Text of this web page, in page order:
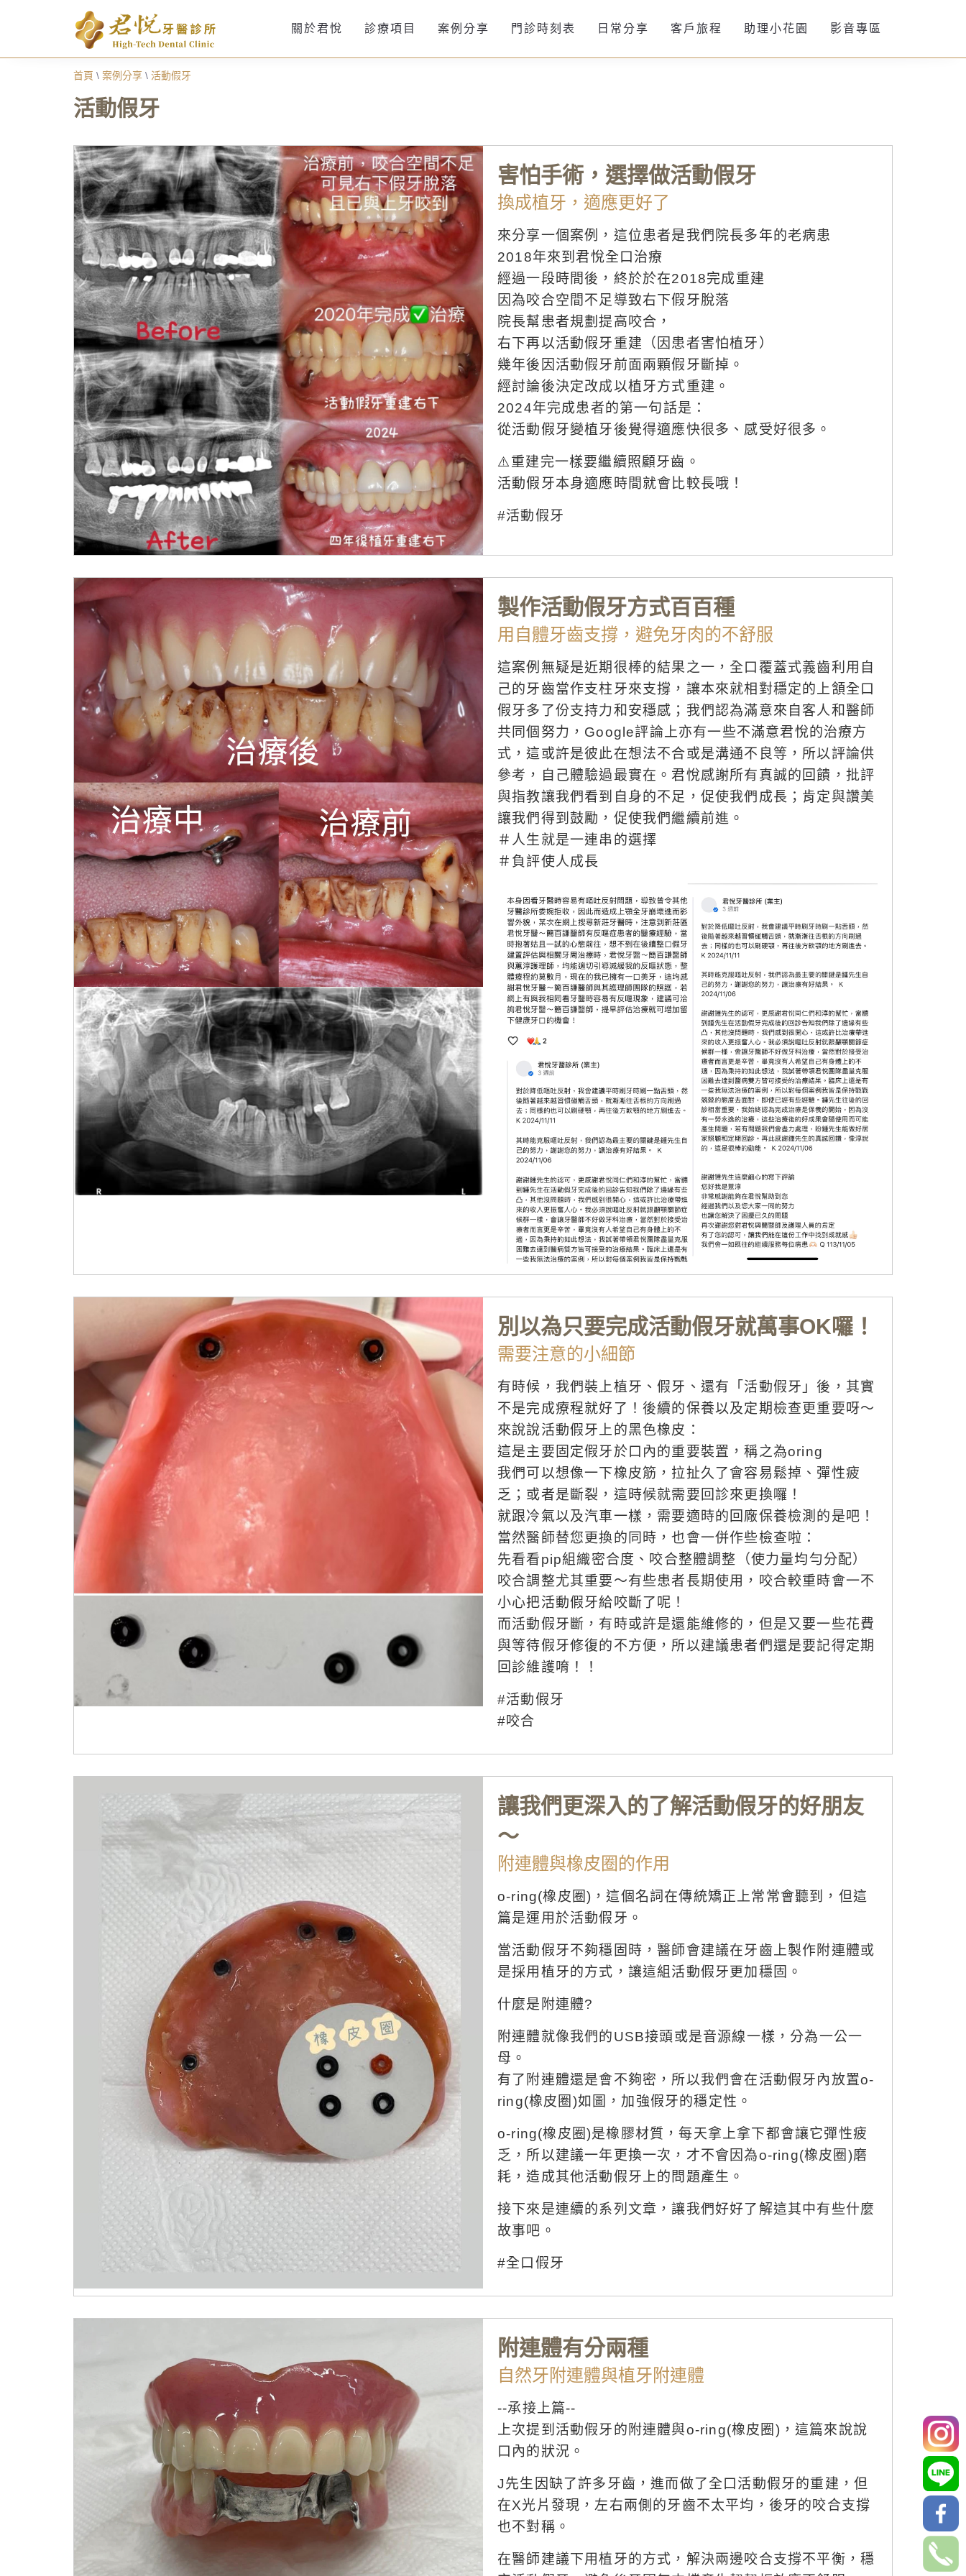
關於君悅 診療項目 案例分享 門診時刻表 日常分享 客戶旅程 助理小花園 影音專區
首頁 \ 案例分享 \ 活動假牙
活動假牙
害怕手術，選擇做活動假牙
換成植牙，適應更好了
來分享一個案例，這位患者是我們院長多年的老病患
2018年來到君悅全口治療
經過一段時間後，終於於在2018完成重建
因為咬合空間不足導致右下假牙脫落
院長幫患者規劃提高咬合，
右下再以活動假牙重建（因患者害怕植牙）
幾年後因活動假牙前面兩顆假牙斷掉。
經討論後決定改成以植牙方式重建。
2024年完成患者的第一句話是：
從活動假牙變植牙後覺得適應快很多、感受好很多。
⚠️重建完一樣要繼續照顧牙齒。
活動假牙本身適應時間就會比較長哦！
#活動假牙
製作活動假牙方式百百種
用自體牙齒支撐，避免牙肉的不舒服
這案例無疑是近期很棒的結果之一，全口覆蓋式義齒利用自
己的牙齒當作支柱牙來支撐，讓本來就相對穩定的上頷全口
假牙多了份支持力和安穩感；我們認為滿意來自客人和醫師
共同個努力，Google評論上亦有一些不滿意君悅的治療方
式，這或許是彼此在想法不合或是溝通不良等，所以評論供
參考，自己體驗過最實在。君悅感謝所有真誠的回饋，批評
與指教讓我們看到自身的不足，促使我們成長；肯定與讚美
讓我們得到鼓勵，促使我們繼續前進。
＃人生就是一連串的選擇
＃負評使人成長
別以為只要完成活動假牙就萬事OK囉！
需要注意的小細節
有時候，我們裝上植牙、假牙、還有「活動假牙」後，其實
不是完成療程就好了！後續的保養以及定期檢查更重要呀～
來說說活動假牙上的黑色橡皮：
這是主要固定假牙於口內的重要裝置，稱之為oring
我們可以想像一下橡皮筋，拉扯久了會容易鬆掉、彈性疲
乏；或者是斷裂，這時候就需要回診來更換囉！
就跟冷氣以及汽車一樣，需要適時的回廠保養檢測的是吧！
當然醫師替您更換的同時，也會一併作些檢查啦：
先看看pip組織密合度、咬合整體調整（使力量均勻分配）
咬合調整尤其重要～有些患者長期使用，咬合較重時會一不
小心把活動假牙給咬斷了呢！
而活動假牙斷，有時或許是還能維修的，但是又要一些花費
與等待假牙修復的不方便，所以建議患者們還是要記得定期
回診維護唷！！
#活動假牙
#咬合
讓我們更深入的了解活動假牙的好朋友
～
附連體與橡皮圈的作用
o-ring(橡皮圈)，這個名詞在傳統矯正上常常會聽到，但這
篇是運用於活動假牙。
當活動假牙不夠穩固時，醫師會建議在牙齒上製作附連體或
是採用植牙的方式，讓這組活動假牙更加穩固。
什麼是附連體?
附連體就像我們的USB接頭或是音源線一樣，分為一公一
母。
有了附連體還是會不夠密，所以我們會在活動假牙內放置o-
ring(橡皮圈)如圖，加強假牙的穩定性。
o-ring(橡皮圈)是橡膠材質，每天拿上拿下都會讓它彈性疲
乏，所以建議一年更換一次，才不會因為o-ring(橡皮圈)磨
耗，造成其他活動假牙上的問題產生。
接下來是連續的系列文章，讓我們好好了解這其中有些什麼
故事吧。
#全口假牙
附連體有分兩種
自然牙附連體與植牙附連體
--承接上篇--
上次提到活動假牙的附連體與o-ring(橡皮圈)，這篇來說說
口內的狀況。
J先生因缺了許多牙齒，進而做了全口活動假牙的重建，但
在X光片發現，左右兩側的牙齒不太平均，後牙的咬合支撐
也不對稱。
在醫師建議下用植牙的方式，解決兩邊咬合支撐不平衡，穩